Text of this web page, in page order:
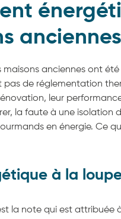
anciennes
maisons anciennes ont
pas de réglementation
leur
la faute à une isolation
en énergie. Ce
à la
la note qui est attribuée